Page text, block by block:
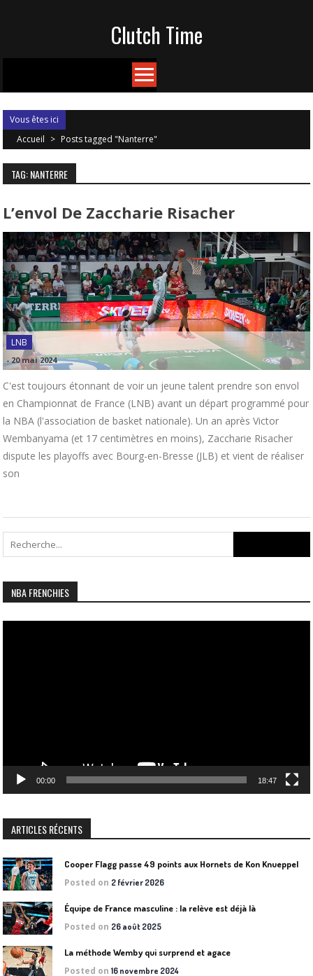
Clutch Time
Vous êtes ici
Accueil > Posts tagged "Nanterre"
TAG: NANTERRE
L’envol De Zaccharie Risacher
LNB
-20 mai 2024
C'est toujours étonnant de voir un jeune talent prendre son envol
en Championnat de France (LNB) avant un départ programmé pour
la NBA (l'association de basket nationale). Un an après Victor
Wembanyama (et 17 centimètres en moins), Zaccharie Risacher
dispute les playoffs avec Bourg-en-Bresse (JLB) et vient de réaliser
son
for:
NBA FRENCHIES
00:00 18:47
ARTICLES RÉCENTS
Cooper Flagg passe 49 points aux Hornets de Kon Knueppel
Posted on 2 février 2026
Équipe de France masculine : la relève est déjà là
Posted on 26 août 2025
La méthode Wemby qui surprend et agace
Posted on16 novembre 2024